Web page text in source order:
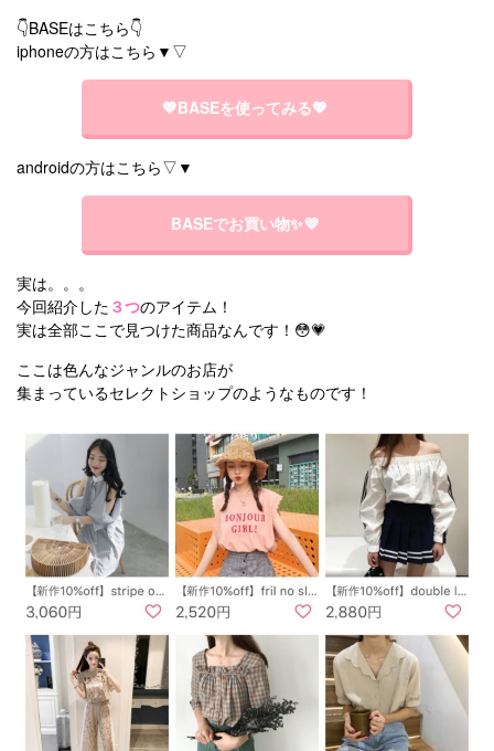
👇BASEはこちら👇
iphoneの方はこちら▼▽
💖BASEを使ってみる💖
androidの方はこちら▽▼
BASEでお買い物✨💜
実は。。。
今回紹介した ３つのアイテム！
実は全部ここで見つけた商品なんです！😳💗
ここは色んなジャンルのお店が
集まっているセレクトショップのようなものです！